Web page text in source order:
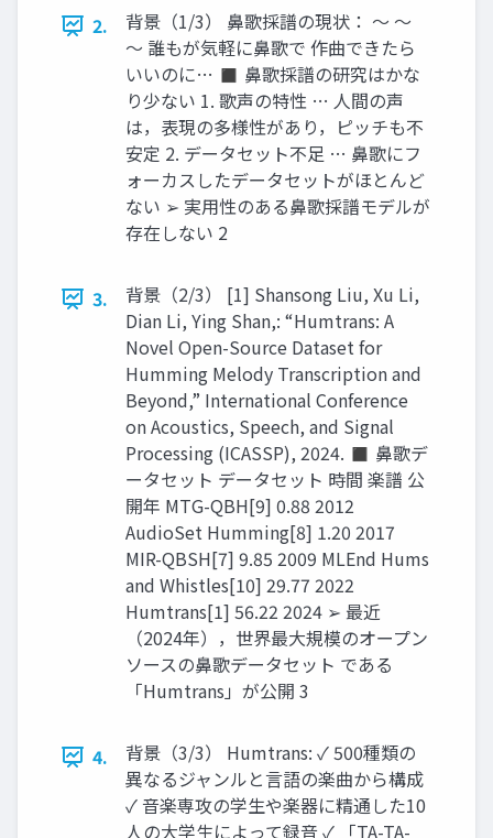
2.
背景（1/3） 鼻歌採譜の現状： 〜 〜
〜 誰もが気軽に鼻歌で 作曲できたら
いいのに… ◼ 鼻歌採譜の研究はかな
り少ない 1. 歌声の特性 … 人間の声
は，表現の多様性があり，ピッチも不
安定 2. データセット不足 … 鼻歌にフ
ォーカスしたデータセットがほとんど
ない ➢ 実用性のある鼻歌採譜モデルが
存在しない 2
3.
背景（2/3） [1] Shansong Liu, Xu Li,
Dian Li, Ying Shan,: “Humtrans: A
Novel Open-Source Dataset for
Humming Melody Transcription and
Beyond,” International Conference
on Acoustics, Speech, and Signal
Processing (ICASSP), 2024. ◼ 鼻歌デ
ータセット データセット 時間 楽譜 公
開年 MTG-QBH[9] 0.88 2012
AudioSet Humming[8] 1.20 2017
MIR-QBSH[7] 9.85 2009 MLEnd Hums
and Whistles[10] 29.77 2022
Humtrans[1] 56.22 2024 ➢ 最近
（2024年），世界最大規模のオープン
ソースの鼻歌データセット である
「Humtrans」が公開 3
4.
背景（3/3） Humtrans: ✓ 500種類の
異なるジャンルと言語の楽曲から構成
✓ 音楽専攻の学生や楽器に精通した10
人の大学生によって録音 ✓ 「TA-TA-